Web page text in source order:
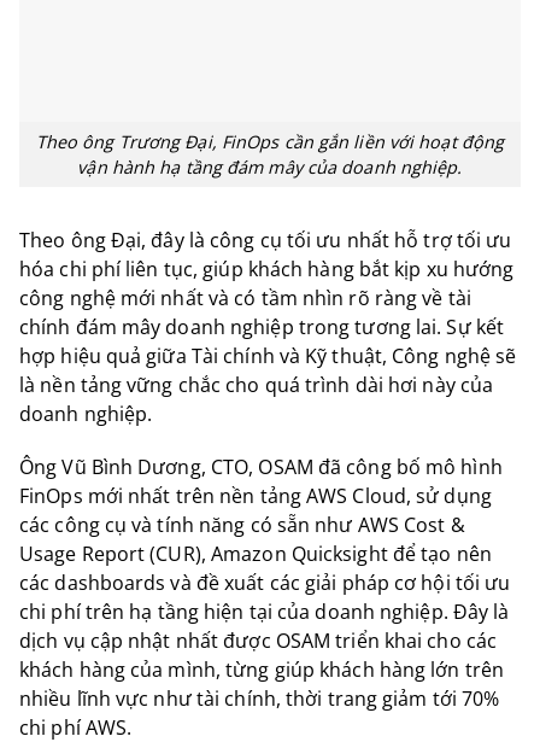
Theo ông Trương Đại, FinOps cần gắn liền với hoạt động
vận hành hạ tầng đám mây của doanh nghiệp.
Theo ông Đại, đây là công cụ tối ưu nhất hỗ trợ tối ưu
hóa chi phí liên tục, giúp khách hàng bắt kịp xu hướng
công nghệ mới nhất và có tầm nhìn rõ ràng về tài
chính đám mây doanh nghiệp trong tương lai. Sự kết
hợp hiệu quả giữa Tài chính và Kỹ thuật, Công nghệ sẽ
là nền tảng vững chắc cho quá trình dài hơi này của
doanh nghiệp.
Ông Vũ Bình Dương, CTO, OSAM đã công bố mô hình
FinOps mới nhất trên nền tảng AWS Cloud, sử dụng
các công cụ và tính năng có sẵn như AWS Cost &
Usage Report (CUR), Amazon Quicksight để tạo nên
các dashboards và đề xuất các giải pháp cơ hội tối ưu
chi phí trên hạ tầng hiện tại của doanh nghiệp. Đây là
dịch vụ cập nhật nhất được OSAM triển khai cho các
khách hàng của mình, từng giúp khách hàng lớn trên
nhiều lĩnh vực như tài chính, thời trang giảm tới 70%
chi phí AWS.